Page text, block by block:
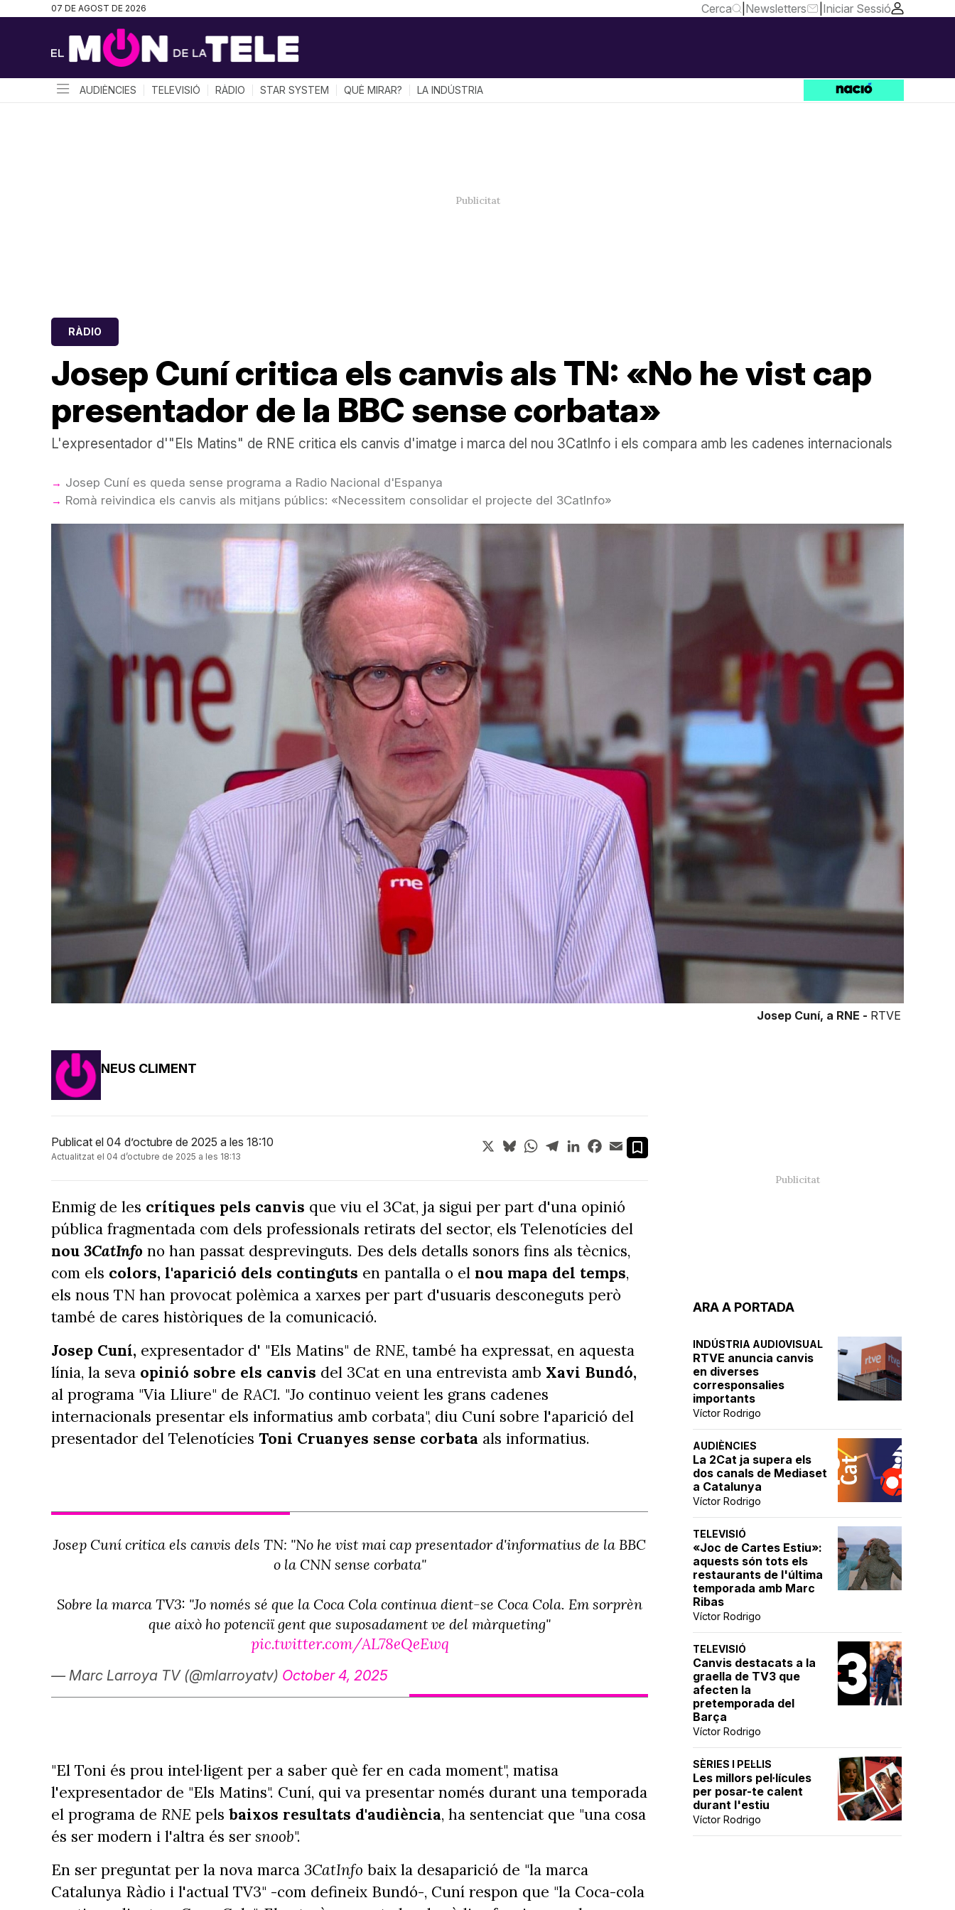
07 DE AGOST DE 2026 Cerca Newsletters Iniciar Sessió
AUDIÈNCIES TELEVISIÓ RÀDIO STAR SYSTEM QUÈ MIRAR? LA INDÚSTRIA
Josep Cuní critica els canvis als TN: «No he vist cap
presentador de la BBC sense corbata»
RÀDIO
L'expresentador d'"Els Matins" de RNE critica els canvis d'imatge i marca del nou 3CatInfo i els compara amb les cadenes internacionals
Josep Cuní es queda sense programa a Radio Nacional d'Espanya
Romà reivindica els canvis als mitjans públics: «Necessitem consolidar el projecte del 3CatInfo»
Josep Cuní, a RNE - RTVE
ARA A PORTADA
INDÚSTRIA AUDIOVISUAL
RTVE anuncia canvis
en diverses
corresponsalies
importants
Víctor Rodrigo
AUDIÈNCIES
La 2Cat ja supera els
dos canals de Mediaset
a Catalunya
Víctor Rodrigo
TELEVISIÓ
«Joc de Cartes Estiu»:
aquests són tots els
restaurants de l'última
temporada amb Marc
Ribas
Víctor Rodrigo
TELEVISIÓ
Canvis destacats a la
graella de TV3 que
afecten la
pretemporada del
Barça
Víctor Rodrigo
SÈRIES I PEL·LIS
Les millors pel·lícules
per posar-te calent
durant l'estiu
Víctor Rodrigo
NEUS CLIMENT
Publicat el 04 d’octubre de 2025 a les 18:10
Actualitzat el 04 d’octubre de 2025 a les 18:13
X BlueskyWhatsApp
TelegramLinkedInFacebook
Email
Enmig de les crítiques pels canvis que viu el 3Cat, ja sigui per part d'una opinió
pública fragmentada com dels professionals retirats del sector, els Telenotícies del
nou 3CatInfo no han passat desprevinguts. Des dels detalls sonors fins als tècnics,
com els colors, l'aparició dels continguts en pantalla o el nou mapa del temps,
els nous TN han provocat polèmica a xarxes per part d'usuaris desconeguts però
també de cares històriques de la comunicació.
Josep Cuní, expresentador d' "Els Matins" de RNE, també ha expressat, en aquesta
línia, la seva opinió sobre els canvis del 3Cat en una entrevista amb Xavi Bundó,
al programa "Via Lliure" de RAC1. "Jo continuo veient les grans cadenes
internacionals presentar els informatius amb corbata", diu Cuní sobre l'aparició del
presentador del Telenotícies Toni Cruanyes sense corbata als informatius.
Josep Cuní critica els canvis dels TN: "No he vist mai cap presentador d'informatius de la BBC
o la CNN sense corbata"
Sobre la marca TV3: "Jo només sé que la Coca Cola continua dient-se Coca Cola. Em sorprèn
que això ho potenciï gent que suposadament ve del màrqueting"
pic.twitter.com/AL78eQeEwq
— Marc Larroya TV (@mlarroyatv) October 4, 2025
"El Toni és prou intel·ligent per a saber què fer en cada moment", matisa
l'expresentador de "Els Matins". Cuní, qui va presentar només durant una temporada
el programa de RNE pels baixos resultats d'audiència, ha sentenciat que "una cosa
és ser modern i l'altra és ser snoob".
En ser preguntat per la nova marca 3CatInfo baix la desaparició de "la marca
Catalunya Ràdio i l'actual TV3" -com defineix Bundó-, Cuní respon que "la Coca-cola